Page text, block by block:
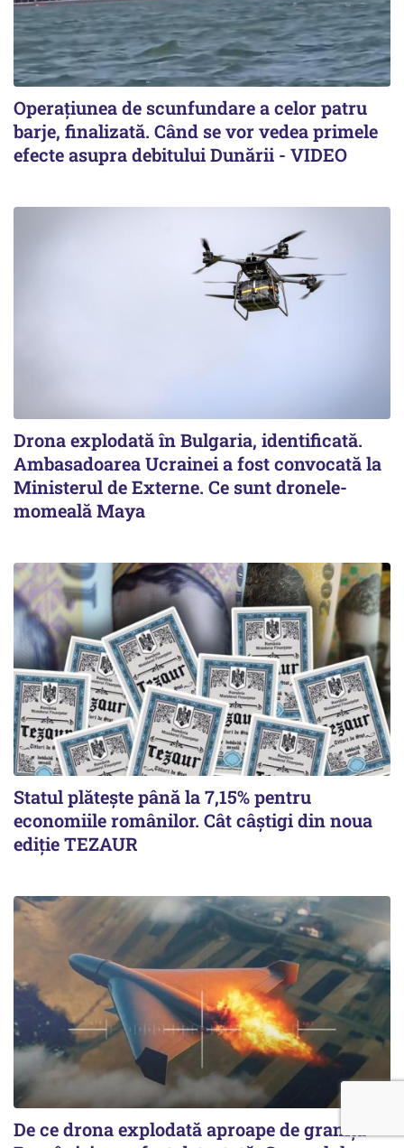
Operațiunea de scunfundare a celor patru
barje, finalizată. Când se vor vedea primele
efecte asupra debitului Dunării - VIDEO
Drona explodată în Bulgaria, identificată.
Ambasadoarea Ucrainei a fost convocată la
Ministerul de Externe. Ce sunt dronele-
momeală Maya
Statul plătește până la 7,15% pentru
economiile românilor. Cât câștigi din noua
ediție TEZAUR
De ce drona explodată aproape de granița